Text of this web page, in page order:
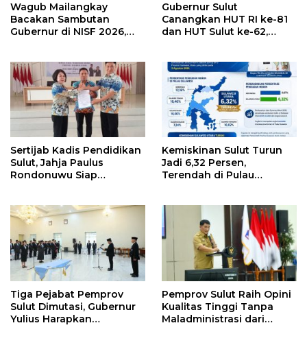
Wagub Mailangkay
Bacakan Sambutan
Gubernur di NISF 2026,
Kelapa ke Investor
Gubernur Sulut
Canangkan HUT RI ke-81
dan HUT Sulut ke-62,
Kendaraan
Sertijab Kadis Pendidikan
Sulut, Jahja Paulus
Rondonuwu Siap
Kemiskinan Sulut Turun
Jadi 6,32 Persen,
Terendah di Pulau
Tiga Pejabat Pemprov
Sulut Dimutasi, Gubernur
Yulius Harapkan
Pemprov Sulut Raih Opini
Kualitas Tinggi Tanpa
Maladministrasi dari